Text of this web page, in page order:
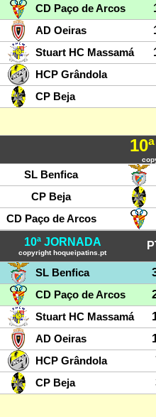
CD Paço de Arcos
AD Oeiras
Stuart HC Massamá
HCP Grândola
CP Beja
SL Benfica
CP Beja
CD Paço de Arcos
10ª JORNADA
copyright hoqueipatins.pt
SL Benfica
CD Paço de Arcos
Stuart HC Massamá
AD Oeiras
HCP Grândola
CP Beja